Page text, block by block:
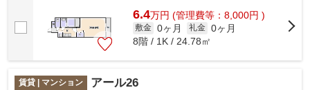
6.4万円 (管理費等：8,000円 )
敷金 0ヶ月 礼金 0ヶ月
8階 / 1K / 24.78㎡
賃貸 | マンション アール26